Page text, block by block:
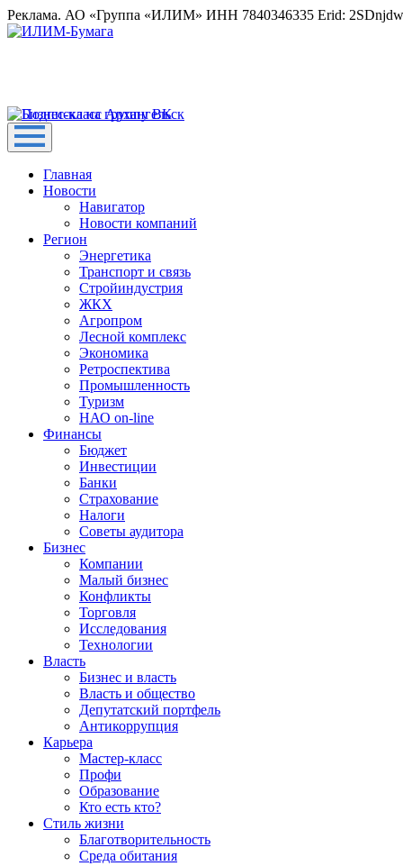
Реклама. АО «Группа «ИЛИМ» ИНН 7840346335 Erid:
Главная
Новости
Навигатор
Новости компаний
Регион
Энергетика
Транспорт и связь
Стройиндустрия
ЖКХ
Агропром
Лесной комплекс
Экономика
Ретроспектива
Промышленность
Туризм
НАО on-line
Финансы
Бюджет
Инвестиции
Банки
Страхование
Налоги
Советы аудитора
Бизнес
Компании
Малый бизнес
Конфликты
Торговля
Исследования
Технологии
Власть
Бизнес и власть
Власть и общество
Депутатский портфель
Антикоррупция
Карьера
Мастер-класс
Профи
Образование
Кто есть кто?
Стиль жизни
Благотворительность
Среда обитания